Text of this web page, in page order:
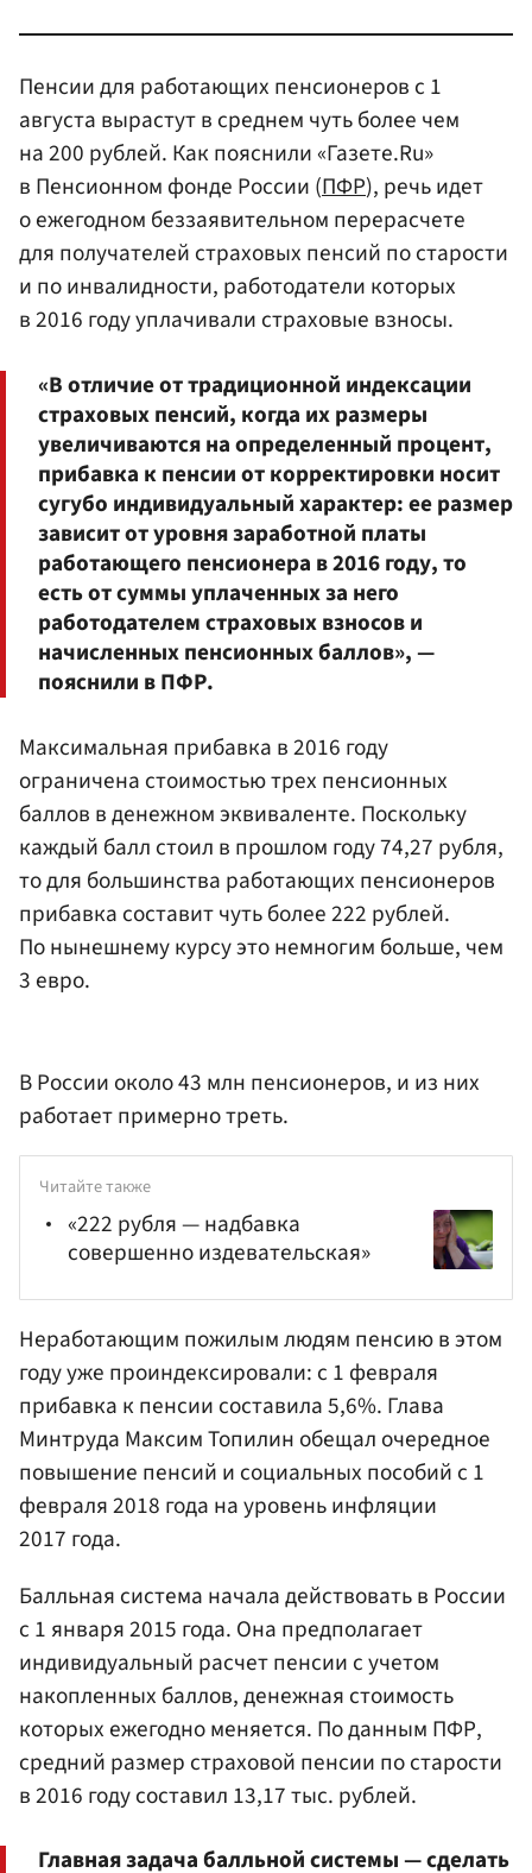
Пенсии для работающих пенсионеров с 1
августа вырастут в среднем чуть более чем
на 200 рублей. Как пояснили «Газете.Ru»
в Пенсионном фонде России (ПФР), речь идет
о ежегодном беззаявительном перерасчете
для получателей страховых пенсий по старости
и по инвалидности, работодатели которых
в 2016 году уплачивали страховые взносы.
«В отличие от традиционной индексации
страховых пенсий, когда их размеры
увеличиваются на определенный процент,
прибавка к пенсии от корректировки носит
сугубо индивидуальный характер: ее размер
зависит от уровня заработной платы
работающего пенсионера в 2016 году, то
есть от суммы уплаченных за него
работодателем страховых взносов и
начисленных пенсионных баллов», —
пояснили в ПФР.
Максимальная прибавка в 2016 году
ограничена стоимостью трех пенсионных
баллов в денежном эквиваленте. Поскольку
каждый балл стоил в прошлом году 74,27 рубля,
то для большинства работающих пенсионеров
прибавка составит чуть более 222 рублей.
По нынешнему курсу это немногим больше, чем
3 евро.
В России около 43 млн пенсионеров, и из них
работает примерно треть.
Читайте также
«222 рубля — надбавка
совершенно издевательская»
Неработающим пожилым людям пенсию в этом
году уже проиндексировали: с 1 февраля
прибавка к пенсии составила 5,6%. Глава
Минтруда Максим Топилин обещал очередное
повышение пенсий и социальных пособий с 1
февраля 2018 года на уровень инфляции
2017 года.
Балльная система начала действовать в России
с 1 января 2015 года. Она предполагает
индивидуальный расчет пенсии с учетом
накопленных баллов, денежная стоимость
которых ежегодно меняется. По данным ПФР,
средний размер страховой пенсии по старости
в 2016 году составил 13,17 тыс. рублей.
Главная задача балльной системы — сделать